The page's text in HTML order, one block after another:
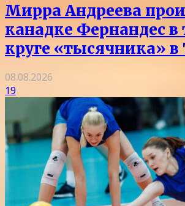
Мирра Андреева
канадке Фернандес в
круге «тысячника» в
08.08.2026
19